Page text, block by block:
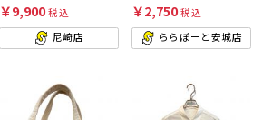
￥9,900税込
尼崎店
￥2,750税込
ららぽーと安城店